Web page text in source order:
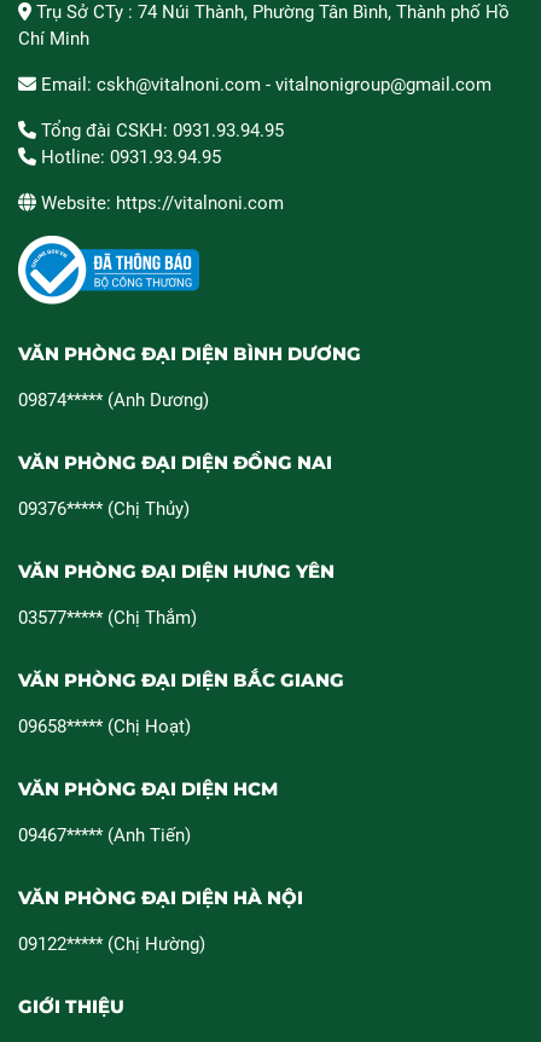
Trụ Sở CTy : 74 Núi Thành, Phường Tân Bình, Thành phố Hồ
Chí Minh
Email: cskh@vitalnoni.com - vitalnonigroup@gmail.com
Tổng đài CSKH: 0931.93.94.95
Hotline: 0931.93.94.95
Website: https://vitalnoni.com
VĂN PHÒNG ĐẠI DIỆN BÌNH DƯƠNG
09874***** (Anh Dương)
VĂN PHÒNG ĐẠI DIỆN ĐỒNG NAI
09376***** (Chị Thủy)
VĂN PHÒNG ĐẠI DIỆN HƯNG YÊN
03577***** (Chị Thắm)
VĂN PHÒNG ĐẠI DIỆN BẮC GIANG
09658***** (Chị Hoạt)
VĂN PHÒNG ĐẠI DIỆN HCM
09467***** (Anh Tiến)
VĂN PHÒNG ĐẠI DIỆN HÀ NỘI
09122***** (Chị Hường)
GIỚI THIỆU